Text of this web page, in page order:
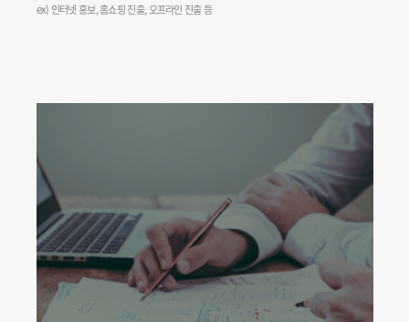
ex) 인터넷 홍보, 홈쇼핑 진출, 오프라인 진출 등